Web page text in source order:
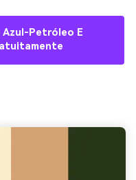
Azul-Petróleo E